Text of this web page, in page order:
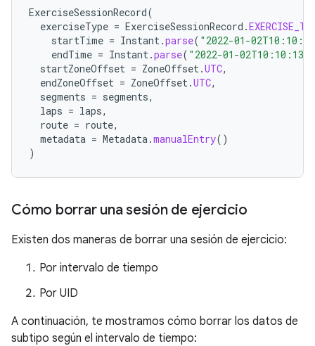
ExerciseSessionRecord(
exerciseType = ExerciseSessionRecord .
startTime = Instant.parse( "2022-01-
endTime = Instant.parse( "2022-01-02T10:10:13Z"
startZoneOffset = ZoneOffset.UTC,
endZoneOffset = ZoneOffset.UTC,
segments = segments,
laps = laps,
route = route,
metadata = Metadata.manualEntry()
)
Cómo borrar una sesión de ejercicio
Existen dos maneras de borrar una sesión de ejercicio:
Por intervalo de tiempo
Por UID
A continuación, te mostramos cómo borrar los datos de
subtipo según el intervalo de tiempo: